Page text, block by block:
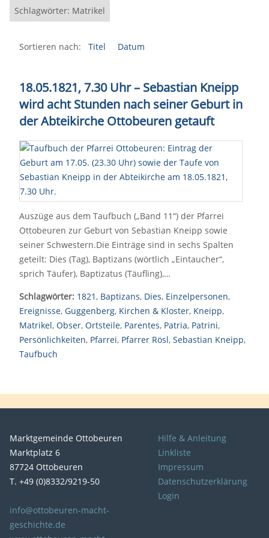
Schlagwörter: Matrikel
Sortieren nach: Titel Datum
18.05.1821, 7.30 Uhr – Sebastian Kneipp
wird acht Stunden nach seiner Geburt in
der Abteikirche Ottobeuren getauft
Auszüge aus dem Taufbuch („Band 11“) der Pfarrei
Ottobeuren zur Geburt von Sebastian Kneipp sowie
seiner Schwestern.Die Einträge sind in sechs Spalten
geteilt: Dies (Tag), Baptizans (wörtlich „Eintaucher“,
sprich Täufer), Baptizatus (Täufling),…
Schlagwörter: 1821, Baptizans, Dies, Einzelpersonen,
Ereignisse, Guggenberg, Kirchen & Kloster, Kneipp,
Matrikel, Obser, Ortsteile, Parentes, Patria, Patrini,
Persönlichkeiten, Pfarrei, Pfarrer Rösl, Sebastian Kneipp,
Taufbuch
Marktgemeinde Ottobeuren
Marktplatz 6
87724 Ottobeuren
T. +49 (0)8332/9219-50
info@ottobeuren-macht-
geschichte.de
Hilfe & Anleitung
Linkliste
Impressum
Datenschutzerklärung
Login